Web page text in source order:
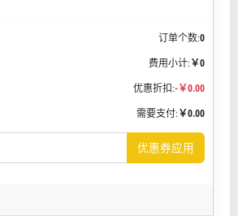
订单个数:0
费用小计: ￥0
优惠折扣:-￥0.00
需要支付: ￥0.00
优惠券应用